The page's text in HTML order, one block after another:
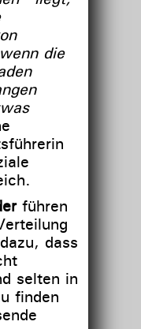
die
führen
dass
selten in
finden